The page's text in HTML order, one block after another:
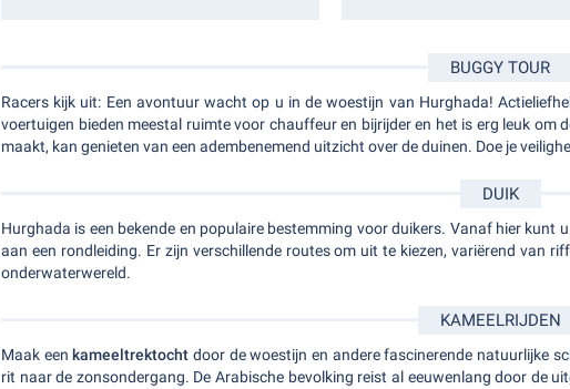
BUGGY TOUR
Racers kijk uit: Een avontuur wacht op u in de woestijn van Hurghada!
voertuigen bieden meestal ruimte voor chauffeur en bijrijder en het is erg leuk
maakt, kan genieten van een adembenemend uitzicht over de duinen. Doe je
DUIK
Hurghada is een bekende en populaire bestemming voor duikers. Vanaf hier kunt
aan een rondleiding. Er zijn verschillende routes om uit te kiezen, variërend van
onderwaterwereld.
KAMEELRIJDEN
Maak een kameeltrektocht door de woestijn en andere fascinerende natuurlijke
rit naar de zonsondergang. De Arabische bevolking reist al eeuwenlang door de